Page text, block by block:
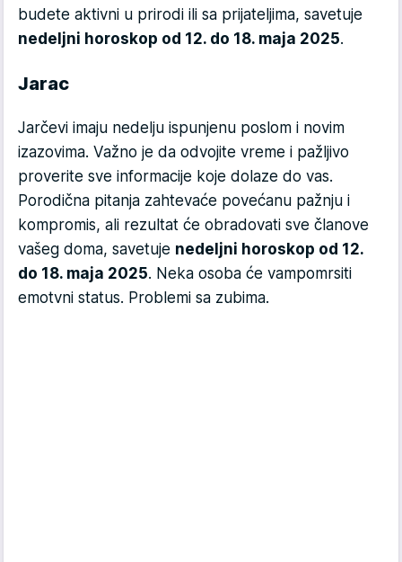
budete aktivni u prirodi ili sa prijateljima, savetuje
nedeljni horoskop od 12. do 18. maja 2025.
Jarac
Jarčevi imaju nedelju ispunjenu poslom i novim
izazovima. Važno je da odvojite vreme i pažljivo
proverite sve informacije koje dolaze do vas.
Porodična pitanja zahtevaće povećanu pažnju i
kompromis, ali rezultat će obradovati sve članove
vašeg doma, savetuje nedeljni horoskop od 12.
do 18. maja 2025. Neka osoba će vampomrsiti
emotvni status. Problemi sa zubima.